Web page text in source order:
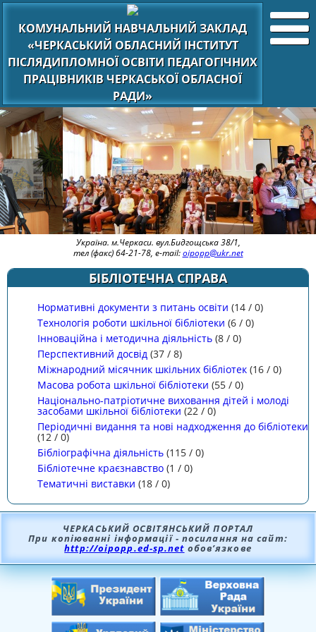
КОМУНАЛЬНИЙ НАВЧАЛЬНИЙ ЗАКЛАД
«ЧЕРКАСЬКИЙ ОБЛАСНИЙ ІНСТИТУТ
ПІСЛЯДИПЛОМНОЇ ОСВІТИ ПЕДАГОГІЧНИХ
ПРАЦІВНИКІВ ЧЕРКАСЬКОЇ ОБЛАСНОЇ
РАДИ»
Україна. м.Черкаси. вул.Бидгощська 38/1,
тел (факс) 64-21-78, e-mail:oipopp@ukr.net
БІБЛІОТЕЧНА СПРАВА
Нормативні документи з питань освіти (14 / 0)
Технологія роботи шкільної бібліотеки (6 / 0)
Інноваційна і методична діяльність (8 / 0)
Перспективний досвід (37 / 8)
Міжнародний місячник шкільних бібліотек (16 / 0)
Масова робота шкільної бібліотеки (55 / 0)
Національно-патріотичне виховання дітей і молоді
засобами шкільної бібліотеки (22 / 0)
Періодичні видання та нові надходження до бібліотеки
(12/ 0)
Бібліографічна діяльність (115 / 0)
Бібліотечне краєзнавство (1 / 0)
Тематичні виставки (18 / 0)
ЧЕРКАСЬКИЙ ОСВІТЯНСЬКИЙ ПОРТАЛ
При копіюванні інформації - посилання на сайт:
http://oipopp.ed-sp.net обов’язкове